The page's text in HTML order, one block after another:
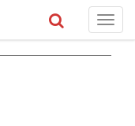
Toggle